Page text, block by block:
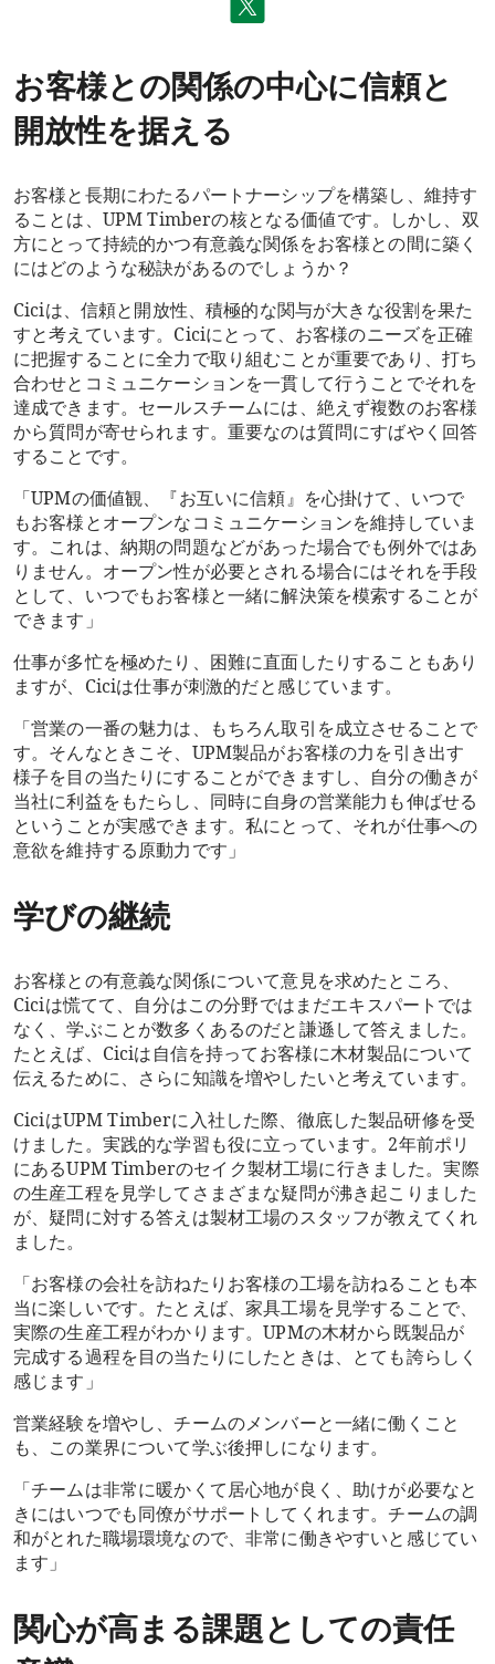
お客様との関係の中心に信頼と
開放性を据える
お客様と長期にわたるパートナーシップを構築し、維持す
ることは、UPM Timberの核となる価値です。しかし、双
方にとって持続的かつ有意義な関係をお客様との間に築く
にはどのような秘訣があるのでしょうか？
Ciciは、信頼と開放性、積極的な関与が大きな役割を果た
すと考えています。Ciciにとって、お客様のニーズを正確
に把握することに全力で取り組むことが重要であり、打ち
合わせとコミュニケーションを一貫して行うことでそれを
達成できます。セールスチームには、絶えず複数のお客様
から質問が寄せられます。重要なのは質問にすばやく回答
することです。
「UPMの価値観、『お互いに信頼』を心掛けて、いつで
もお客様とオープンなコミュニケーションを維持していま
す。これは、納期の問題などがあった場合でも例外ではあ
りません。オープン性が必要とされる場合にはそれを手段
として、いつでもお客様と一緒に解決策を模索することが
できます」
仕事が多忙を極めたり、困難に直面したりすることもあり
ますが、Ciciは仕事が刺激的だと感じています。
「営業の一番の魅力は、もちろん取引を成立させることで
す。そんなときこそ、UPM製品がお客様の力を引き出す
様子を目の当たりにすることができますし、自分の働きが
当社に利益をもたらし、同時に自身の営業能力も伸ばせる
ということが実感できます。私にとって、それが仕事への
意欲を維持する原動力です」
学びの継続
お客様との有意義な関係について意見を求めたところ、
Ciciは慌てて、自分はこの分野ではまだエキスパートでは
なく、学ぶことが数多くあるのだと謙遜して答えました。
たとえば、Ciciは自信を持ってお客様に木材製品について
伝えるために、さらに知識を増やしたいと考えています。
CiciはUPM Timberに入社した際、徹底した製品研修を受
けました。実践的な学習も役に立っています。2年前ポリ
にあるUPM Timberのセイク製材工場に行きました。実際
の生産工程を見学してさまざまな疑問が沸き起こりました
が、疑問に対する答えは製材工場のスタッフが教えてくれ
ました。
「お客様の会社を訪ねたりお客様の工場を訪ねることも本
当に楽しいです。たとえば、家具工場を見学することで、
実際の生産工程がわかります。UPMの木材から既製品が
完成する過程を目の当たりにしたときは、とても誇らしく
感じます」
営業経験を増やし、チームのメンバーと一緒に働くこと
も、この業界について学ぶ後押しになります。
「チームは非常に暖かくて居心地が良く、助けが必要なと
きにはいつでも同僚がサポートしてくれます。チームの調
和がとれた職場環境なので、非常に働きやすいと感じてい
ます」
関心が高まる課題としての責任